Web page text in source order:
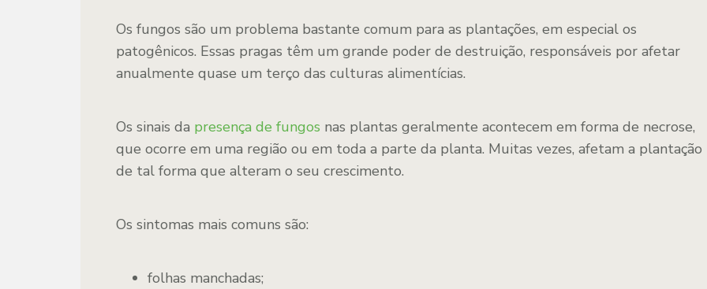
Os fungos são um problema bastante comum para as plantações, em especial os
patogênicos. Essas pragas têm um grande poder de destruição, responsáveis por afetar
anualmente quase um terço das culturas alimentícias.
Os sinais da presença de fungos nas plantas geralmente acontecem em forma de necrose,
que ocorre em uma região ou em toda a parte da planta. Muitas vezes, afetam a plantação
de tal forma que alteram o seu crescimento.
Os sintomas mais comuns são:
folhas manchadas;